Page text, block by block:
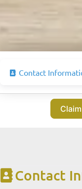
Contact
Contact